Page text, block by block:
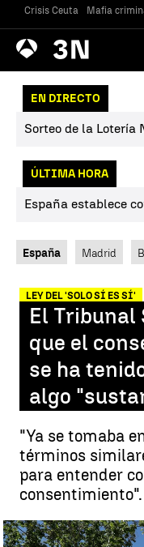
Crisis Ceuta Mafia
Antena
3 Noticias
EN DIRECTO
Sorteo de la Lotería
ÚLTIMA HORA
España establece
España Madrid
LEY DEL 'SOLO SÍ ES SÍ'
El Tribunal
que el
se ha
algo
"Ya se tomaba
términos
para entender
consentimiento".
El